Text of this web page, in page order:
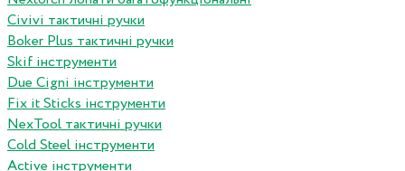
Сivivi тактичні ручки
Boker Plus тактичні ручки
Skif інструменти
Due Cigni інструменти
Fix it Sticks інструменти
NexTool тактичні ручки
Сold Steel інструменти
Active інструменти